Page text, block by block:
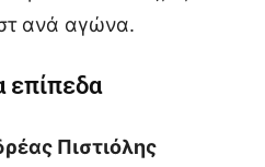
ανά αγώνα.
επίπεδα
Πιστιόλης